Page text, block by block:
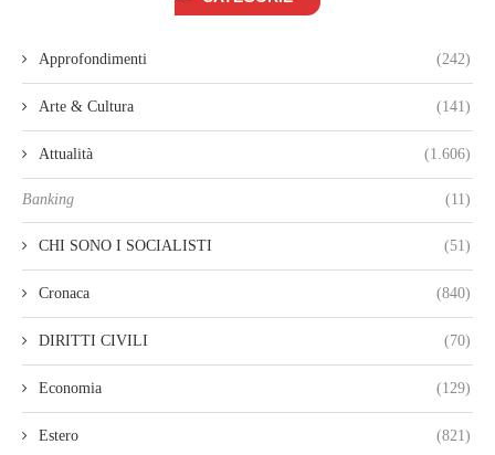
Approfondimenti (242)
Arte & Cultura (141)
Attualità (1.606)
Banking (11)
CHI SONO I SOCIALISTI (51)
Cronaca (840)
DIRITTI CIVILI (70)
Economia (129)
Estero (821)